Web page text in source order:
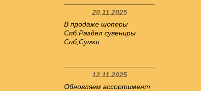
20.11.2025
В продаже шоперы
Спб.Раздел сувениры
Спб,Сумки.
12.11.2025
Обновляем ассортимент